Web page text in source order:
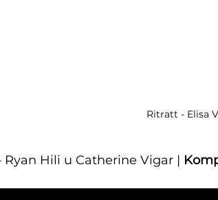
Ritratt - Elisa
Ryan Hili u Catherine Vigar |